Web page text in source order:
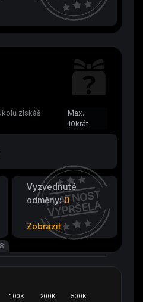
získáš
Max.
10krát
PLATNOST
VYPRŠELA
Vyzvednuté
odměny:0
Zobrazit
100K 200K 500K